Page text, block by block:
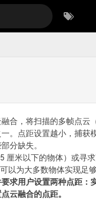
合，将扫描的多帧点云
。点距设置越小，捕
分缺失。
厘米以下的物体）或寻
以为大多数物体实现足够
求用户设置两种点距：
云融合的点距。